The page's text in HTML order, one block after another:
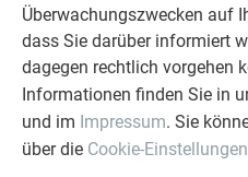
Überwachungszwecken auf
dass Sie darüber informiert
dagegen rechtlich vorgehen
Informationen finden Sie in
und im Impressum. Sie
über die Cookie-Einstellungen
PREFARENZEN kostenlos bestellen
Bestellen Sie das PREFA
Architekteninterviews und